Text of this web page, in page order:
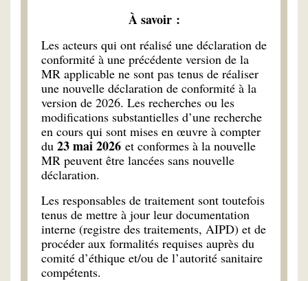
À savoir :
Les acteurs qui ont réalisé une déclaration de
conformité à une précédente version de la
MR applicable ne sont pas tenus de réaliser
une nouvelle déclaration de conformité à la
version de 2026. Les recherches ou les
modifications substantielles d’une recherche
en cours qui sont mises en œuvre à compter
du 23 mai 2026 et conformes à la nouvelle
MR peuvent être lancées sans nouvelle
déclaration.
Les responsables de traitement sont toutefois
tenus de mettre à jour leur documentation
interne (registre des traitements, AIPD) et de
procéder aux formalités requises auprès du
comité d’éthique et/ou de l’autorité sanitaire
compétents.